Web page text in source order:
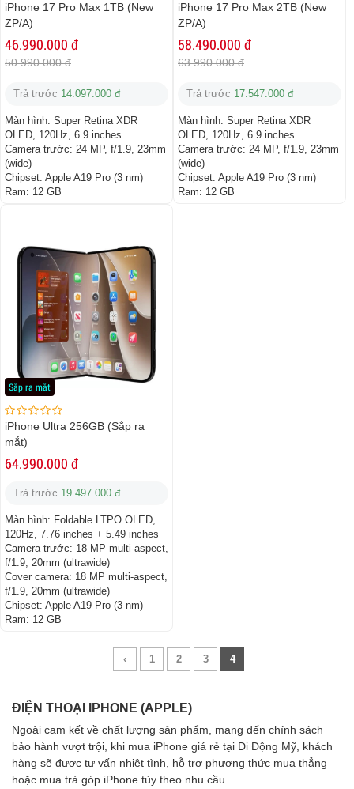
iPhone 17 Pro Max 1TB (New
ZP/A)
46.990.000 đ
50.990.000 đ
Trả trước 14.097.000 đ
Màn hình: Super Retina XDR
OLED, 120Hz, 6.9 inches
Camera trước: 24 MP, f/1.9, 23mm
(wide)
Chipset: Apple A19 Pro (3 nm)
Ram: 12 GB
iPhone 17 Pro Max 2TB (New
ZP/A)
58.490.000 đ
63.990.000 đ
Trả trước 17.547.000 đ
Màn hình: Super Retina XDR
OLED, 120Hz, 6.9 inches
Camera trước: 24 MP, f/1.9, 23mm
(wide)
Chipset: Apple A19 Pro (3 nm)
Ram: 12 GB
Sắp ra mắt
iPhone Ultra 256GB (Sắp ra
mắt)
64.990.000 đ
Trả trước 19.497.000 đ
Màn hình: Foldable LTPO OLED,
120Hz, 7.76 inches + 5.49 inches
Camera trước: 18 MP multi-aspect,
f/1.9, 20mm (ultrawide)
Cover camera: 18 MP multi-aspect,
f/1.9, 20mm (ultrawide)
Chipset: Apple A19 Pro (3 nm)
Ram: 12 GB
‹ 1 2 3 4
ĐIỆN THOẠI IPHONE (APPLE)
Ngoài cam kết về chất lượng sản phẩm, mang đến chính sách
bảo hành vượt trội, khi mua iPhone giá rẻ tại Di Động Mỹ, khách
hàng sẽ được tư vấn nhiệt tình, hỗ trợ phương thức mua thẳng
hoặc mua trả góp iPhone tùy theo nhu cầu.